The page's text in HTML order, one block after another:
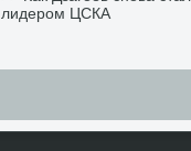
лидером ЦСКА